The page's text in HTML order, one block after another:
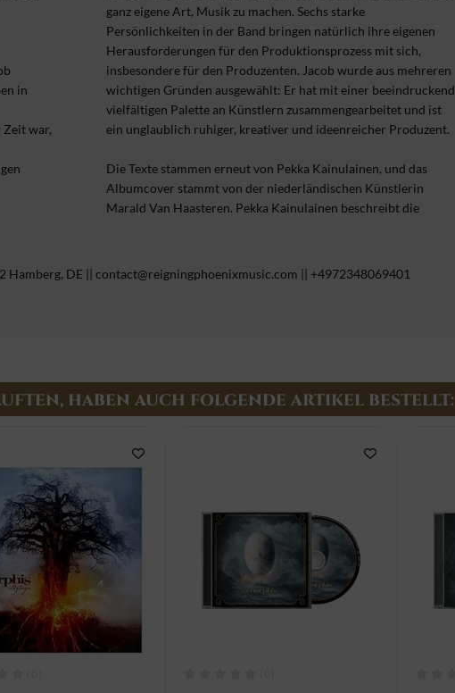
in
Zeit war,
ganz eigene Art, Musik zu machen. Sechs starke
Persönlichkeiten in der Band bringen natürlich ihre eigenen
Herausforderungen für den Produktionsprozess mit sich,
insbesondere für den Produzenten. Jacob wurde aus mehreren
wichtigen Gründen ausgewählt: Er hat mit einer beeindruckend
vielfältigen Palette an Künstlern zusammengearbeitet und ist
ein unglaublich ruhiger, kreativer und ideenreicher Produzent.
Die Texte stammen erneut von Pekka Kainulainen, und das
Albumcover stammt von der niederländischen Künstlerin
Marald Van Haasteren. Pekka Kainulainen beschreibt die
Hamberg, DE || contact@reigningphoenixmusic.com || +4972348069401
HABEN AUCH FOLGENDE ARTIKEL BESTELLT: